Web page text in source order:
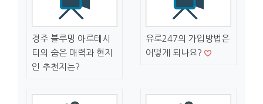
경주 블루밍 아르테시
티의 숨은 매력과 현지
인 추천지는?
유로247의 가입방법은
어떻게 되나요?